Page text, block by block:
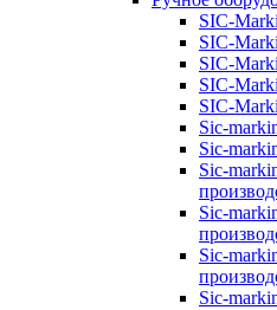
SIC-
SIC-
SIC-
SIC-
SIC-
Sic-
Sic-
Sic-
Sic-
Sic-
Sic-